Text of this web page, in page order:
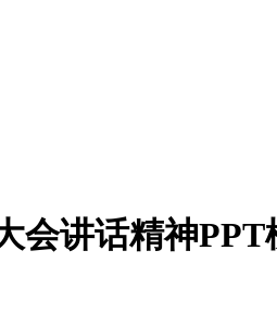
会讲话精神PPT